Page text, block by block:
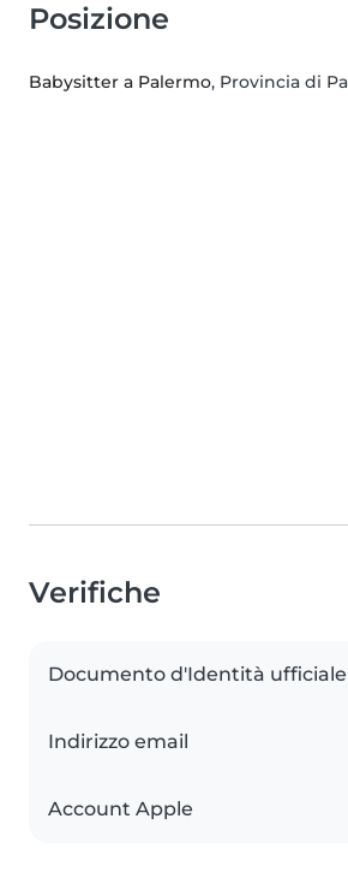
Posizione
Babysitter a Palermo, Provincia di
Verifiche
Documento d'Identità ufficiale
Indirizzo email
Account Apple